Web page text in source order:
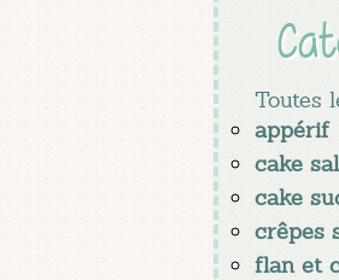
Toutes
appérif
cake
cake
crêpes
flan et